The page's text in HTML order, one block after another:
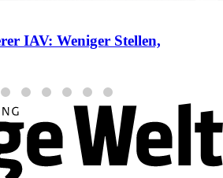
IAV: Weniger Stellen,